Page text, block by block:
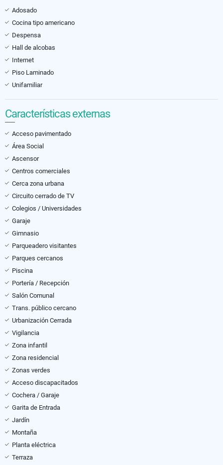
Adosado
Cocina tipo americano
Despensa
Hall de alcobas
Internet
Piso Laminado
Unifamiliar
Características externas
Acceso pavimentado
Área Social
Ascensor
Centros comerciales
Cerca zona urbana
Circuito cerrado de TV
Colegios / Universidades
Garaje
Gimnasio
Parqueadero visitantes
Parques cercanos
Piscina
Portería / Recepción
Salón Comunal
Trans. público cercano
Urbanización Cerrada
Vigilancia
Zona infantil
Zona residencial
Zonas verdes
Acceso discapacitados
Cochera / Garaje
Garita de Entrada
Jardín
Montaña
Planta eléctrica
Terraza